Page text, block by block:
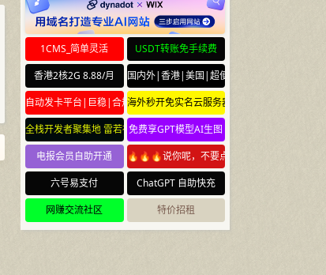
qj.al shaobi.com 9999.info nb.yun
1CMS_简单灵活
USDT转账免手续费
香港2核2G 8.88/月
国内外|香港|美国|超便宜云服务器
自动发卡平台|巨稳|合规海外秒开免实名云服务器
全栈开发者聚集地 雷若社区 leiruo.com
免费享GPT模型AI生图
电报会员自助开通
🔥🔥🔥说你呢，不要点🔥🔥🔥
六号易支付
ChatGPT 自助快充
网赚交流社区
特价招租